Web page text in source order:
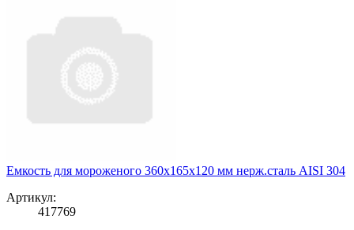
Емкость для мороженого 360x165x120 мм нерж.сталь AISI 304
Артикул:
417769